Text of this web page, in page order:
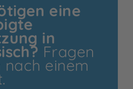
eine
in
? Fragen
nach einem